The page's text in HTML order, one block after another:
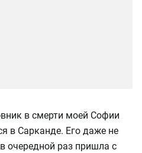
в смерти моей Софии
в Сарканде. Его даже не
очередной раз пришла с